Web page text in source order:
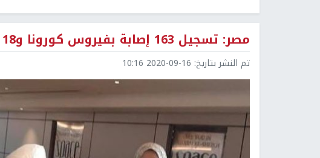
مصر: تسجيل 163 إصابة بفيروس كورونا و18 حالة وفاة
تم النشر بتاريخ: 2020-09-16 10:16